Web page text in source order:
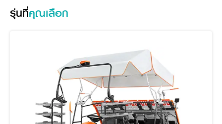
สินค้านวัตกรรมการเกษตร
ติดต่อซื้อกล้าแผ่น
ที่มา
ข่าวกิจกรรมเพื่อสังคม
โครงการตามแนวพระราชดำริ
การพัฒนาชุมชน และสังคม
การศึกษา และเยาวชน
สิ่งแวดล้อมความปลอดภัยและอาชีวอนามัย
คูโบต้าร่วมมือเกษตรร่วมใจ
บริการหลังการขาย
KAS เกษตรครบวงจร
คูโบต้าแฟมิลี่
รุ่นที่คุณเลือก